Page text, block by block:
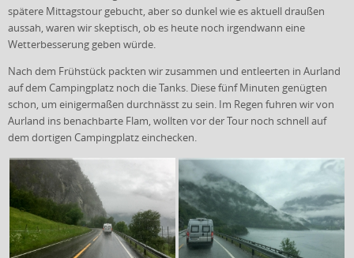
spätere Mittagstour gebucht, aber so dunkel wie es aktuell draußen
aussah, waren wir skeptisch, ob es heute noch irgendwann eine
Wetterbesserung geben würde.
Nach dem Frühstück packten wir zusammen und entleerten in Aurland
auf dem Campingplatz noch die Tanks. Diese fünf Minuten genügten
schon, um einigermaßen durchnässt zu sein. Im Regen fuhren wir von
Aurland ins benachbarte Flam, wollten vor der Tour noch schnell auf
dem dortigen Campingplatz einchecken.